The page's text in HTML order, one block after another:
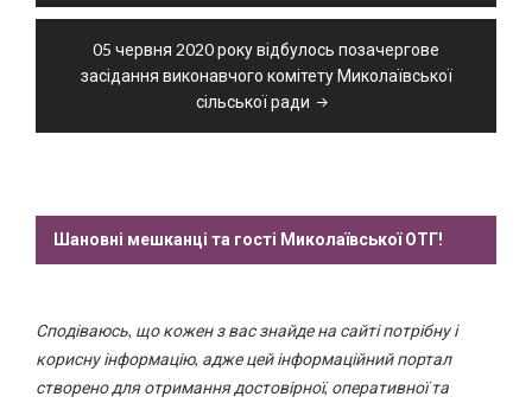
05 червня 2020 року відбулось позачергове
засідання виконавчого комітету Миколаївської
сільської ради
Шановні мешканці та гості Миколаївської ОТГ!
Сподіваюсь, що кожен з вас знайде на сайті потрібну і
корисну інформацію, адже цей інформаційний портал
створено для отримання достовірної, оперативної та